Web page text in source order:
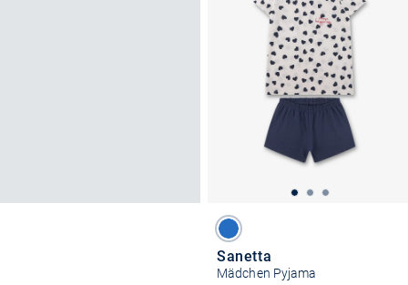
Sanetta
Mädchen Pyjama